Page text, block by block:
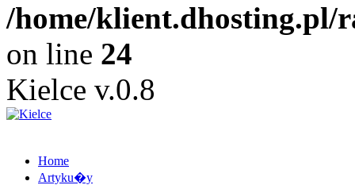
/home/klient.dhosting.pl/
on line 24
Kielce v.0.8
Home
Artyku�y